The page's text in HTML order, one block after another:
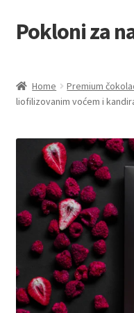
Skip
to
Skip
to
Pokloni za
Akcija za dan zaljubljenih
Baloni
Čaj i kafa
Cart
Checkout
Home Premium
liofilizovanim voćem i